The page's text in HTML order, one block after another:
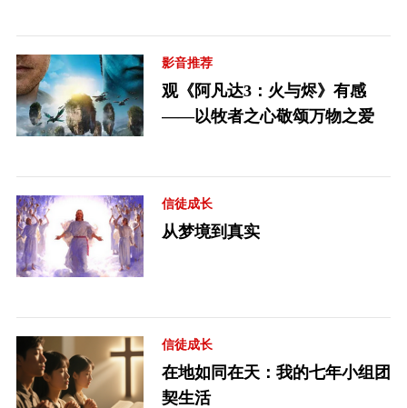
影音推荐
观《阿凡达3：火与烬》有感
——以牧者之心敬颂万物之爱
信徒成长
从梦境到真实
信徒成长
在地如同在天：我的七年小组团
契生活